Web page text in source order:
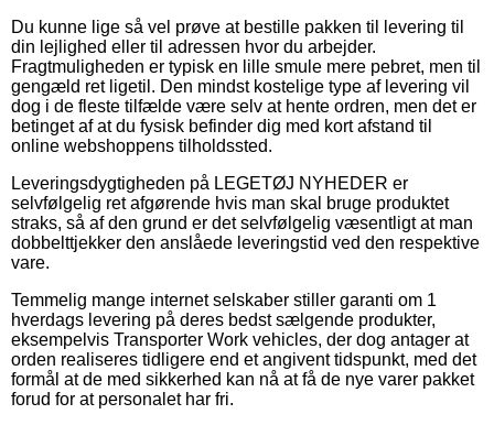
Du kunne lige så vel prøve at bestille pakken til levering til
din lejlighed eller til adressen hvor du arbejder.
Fragtmuligheden er typisk en lille smule mere pebret, men til
gengæld ret ligetil. Den mindst kostelige type af levering vil
dog i de fleste tilfælde være selv at hente ordren, men det er
betinget af at du fysisk befinder dig med kort afstand til
online webshoppens tilholdssted.
Leveringsdygtigheden på LEGETØJ NYHEDER er
selvfølgelig ret afgørende hvis man skal bruge produktet
straks, så af den grund er det selvfølgelig væsentligt at man
dobbelttjekker den anslåede leveringstid ved den respektive
vare.
Temmelig mange internet selskaber stiller garanti om 1
hverdags levering på deres bedst sælgende produkter,
eksempelvis Transporter Work vehicles, der dog antager at
orden realiseres tidligere end et angivent tidspunkt, med det
formål at de med sikkerhed kan nå at få de nye varer pakket
forud for at personalet har fri.